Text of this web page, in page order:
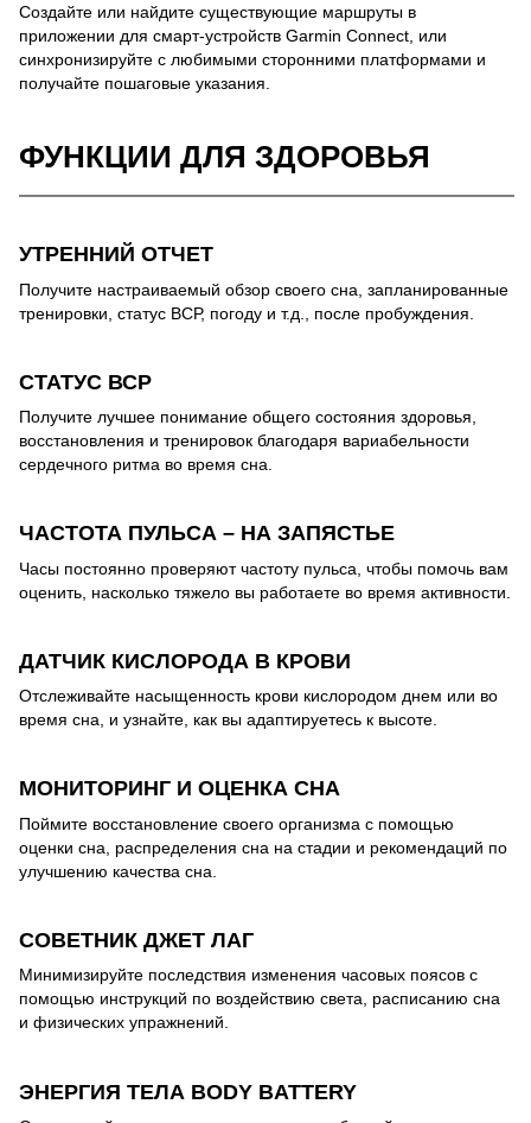
Создайте или найдите существующие маршруты в
приложении для смарт-устройств Garmin Connect, или
синхронизируйте с любимыми сторонними платформами и
получайте пошаговые указания.
ФУНКЦИИ ДЛЯ ЗДОРОВЬЯ
УТРЕННИЙ ОТЧЕТ
Получите настраиваемый обзор своего сна, запланированные
тренировки, статус ВСР, погоду и т.д., после пробуждения.
СТАТУС ВСР
Получите лучшее понимание общего состояния здоровья,
восстановления и тренировок благодаря вариабельности
сердечного ритма во время сна.
ЧАСТОТА ПУЛЬСА – НА ЗАПЯСТЬЕ
Часы постоянно проверяют частоту пульса, чтобы помочь вам
оценить, насколько тяжело вы работаете во время активности.
ДАТЧИК КИСЛОРОДА В КРОВИ
Отслеживайте насыщенность крови кислородом днем или во
время сна, и узнайте, как вы адаптируетесь к высоте.
МОНИТОРИНГ И ОЦЕНКА СНА
Поймите восстановление своего организма с помощью
оценки сна, распределения сна на стадии и рекомендаций по
улучшению качества сна.
СОВЕТНИК ДЖЕТ ЛАГ
Минимизируйте последствия изменения часовых поясов с
помощью инструкций по воздействию света, расписанию сна
и физических упражнений.
ЭНЕРГИЯ ТЕЛА BODY BATTERY